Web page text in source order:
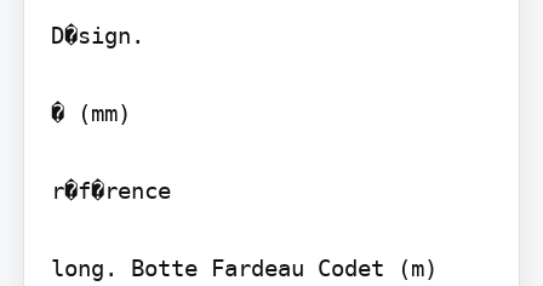
D�sign.
� (mm)
r�f�rence
long. Botte Fardeau Codet (m)